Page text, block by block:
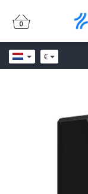
€
0
0